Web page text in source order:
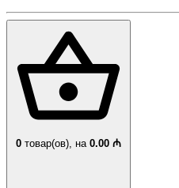
0 товар(ов), на 0.00 ₼